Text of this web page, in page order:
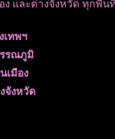
ง และต่างจังหวัด ทุกพื้น
เทพฯ
รณภูมิ
เมือง
จังหวัด